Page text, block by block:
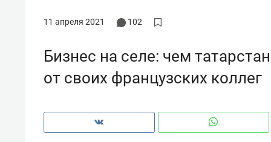
11 апреля 2021 102
Бизнес на селе: чем
от своих французских коллег